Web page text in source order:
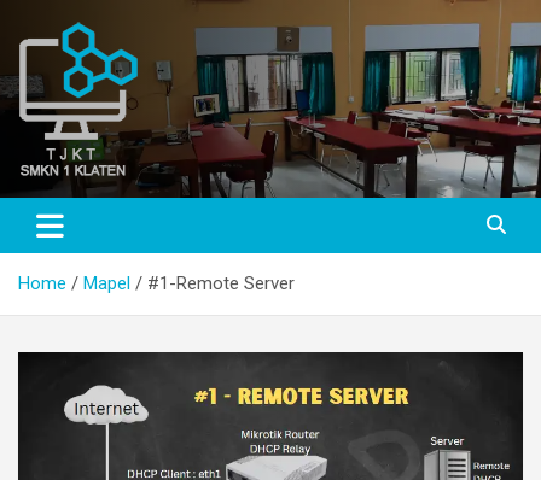
TJKT SMKN 1 KLATEN
TJKT SMKN 1 KLATEN
Home Mapel #1-Remote Server